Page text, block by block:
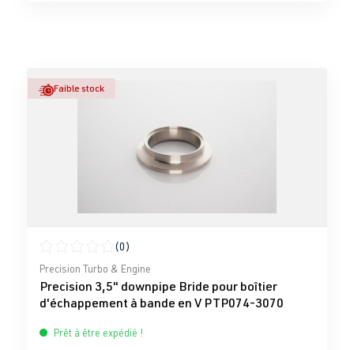
Faible stock
Note moyenne de 0 sur 5 étoiles
(0)
Precision Turbo & Engine
Precision 3,5" downpipe Bride pour boîtier
d'échappement à bande en V PTP074-3070
Prêt à être expédié !